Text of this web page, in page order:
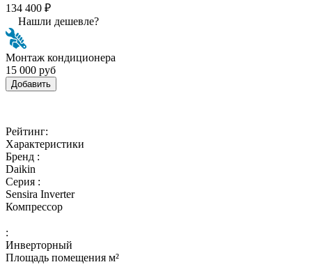
134 400 ₽
Нашли дешевле?
Монтаж кондиционера
15 000 руб
Добавить
Рейтинг:
Характеристики
Бренд :
Daikin
Серия :
Sensira Inverter
Компрессор
:
Инверторный
Площадь помещения м²